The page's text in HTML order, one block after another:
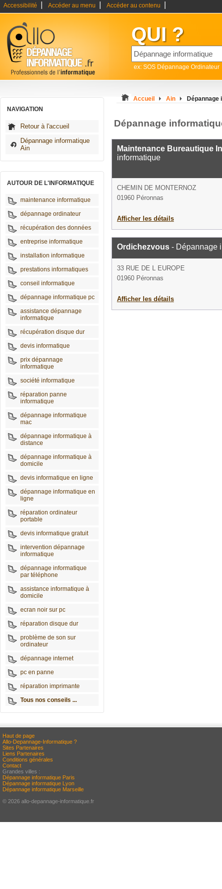
Accessibilité Accéder au menu Accéder au contenu
QUI ?
ex: SOS Dépannage Ordinateur
NAVIGATION
Retour à l'accueil
Dépannage informatique
Ain
AUTOUR DE L'INFORMATIQUE
maintenance informatique
dépannage ordinateur
récupération des données
entreprise informatique
installation informatique
prestations informatiques
conseil informatique
dépannage informatique pc
assistance dépannage
informatique
récupération disque dur
devis informatique
prix dépannage
informatique
société informatique
réparation panne
informatique
dépannage informatique
mac
dépannage informatique à
distance
dépannage informatique à
domicile
devis informatique en ligne
dépannage informatique en
ligne
réparation ordinateur
portable
devis informatique gratuit
intervention dépannage
informatique
dépannage informatique
par téléphone
assistance informatique à
domicile
ecran noir sur pc
réparation disque dur
problème de son sur
ordinateur
dépannage internet
pc en panne
réparation imprimante
Tous nos conseils ...
Accueil Ain Dépannage
Dépannage
Maintenance Bureautique
informatique
CHEMIN DE MONTERNOZ
01960 Péronnas
Afficher les détails
Ordichezvous - Dépannage
33 RUE DE L EUROPE
01960 Péronnas
Afficher les détails
Haut de page
Allo-Depannage-Informatique ?
Sites Partenaires
Liens Partenaires
Conditions générales
Contact
Grandes villes :
Dépannage informatique Paris
Dépannage informatique Lyon
Dépannage informatique Marseille
© 2026 allo-depannage-informatique.fr